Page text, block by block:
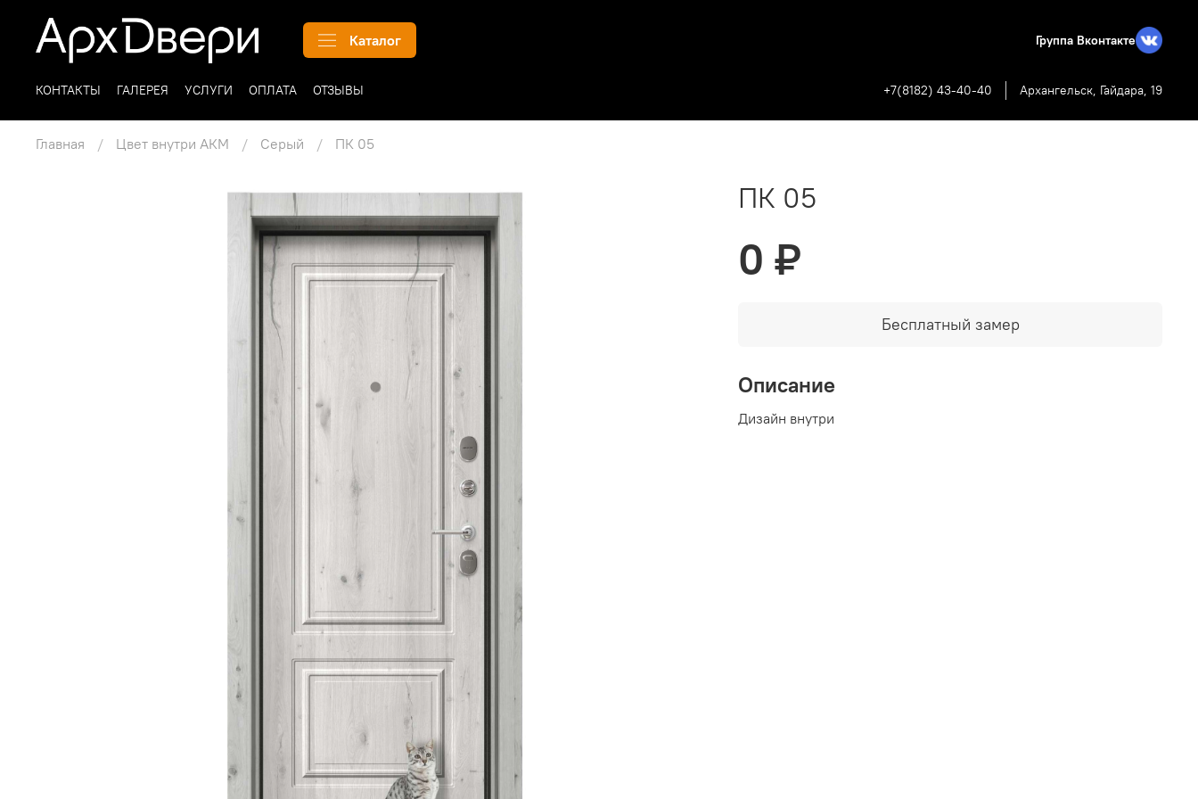
Каталог Группа Вконтакте
КОНТАКТЫ ГАЛЕРЕЯ УСЛУГИ ОПЛАТА ОТЗЫВЫ +7(8182) 43-40-40 Архангельск, Гайдара, 19
Главная Цвет внутри АКМ Серый ПК 05
ПК 05
0 ₽
Бесплатный замер
Описание
Дизайн внутри